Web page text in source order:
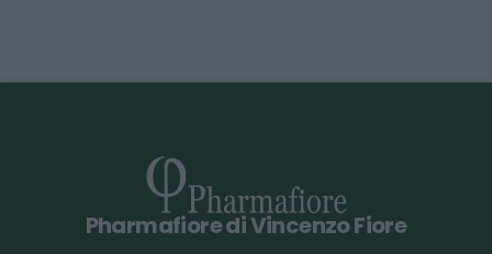
Pharmafiore di Vincenzo Fiore